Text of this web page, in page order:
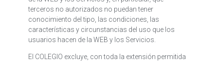
terceros no autorizados no puedan tener
conocimiento del tipo, las condiciones, las
características y circunstancias del uso que los
usuarios hacen de la WEB y los Servicios.
El COLEGIO excluye, con toda la extensión permitida